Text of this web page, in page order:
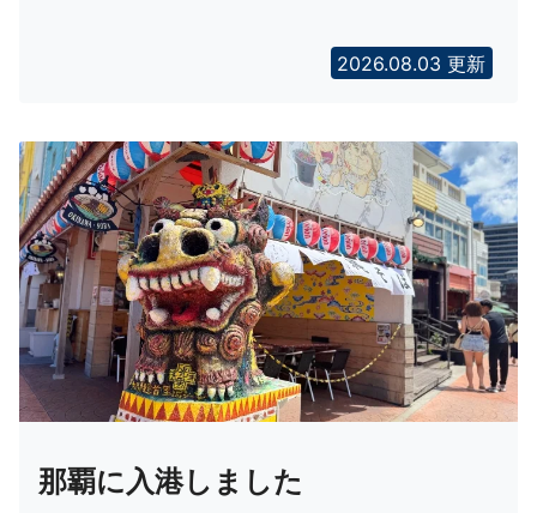
2026.08.03 更新
那覇に入港しました